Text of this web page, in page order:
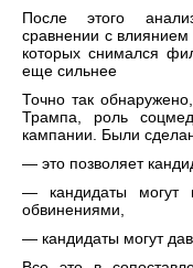
После этого
сравнении с влиянием
которых снимался
еще сильнее
Точно так
Трампа, роль
кампании. Были
— это позволяет
— кандидаты могут
обвинениями,
— кандидаты могут